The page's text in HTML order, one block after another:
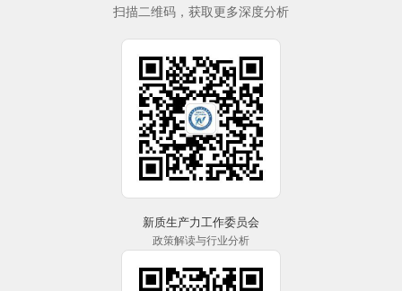
扫描二维码，获取更多深度分析
新质生产力工作委员会
政策解读与行业分析